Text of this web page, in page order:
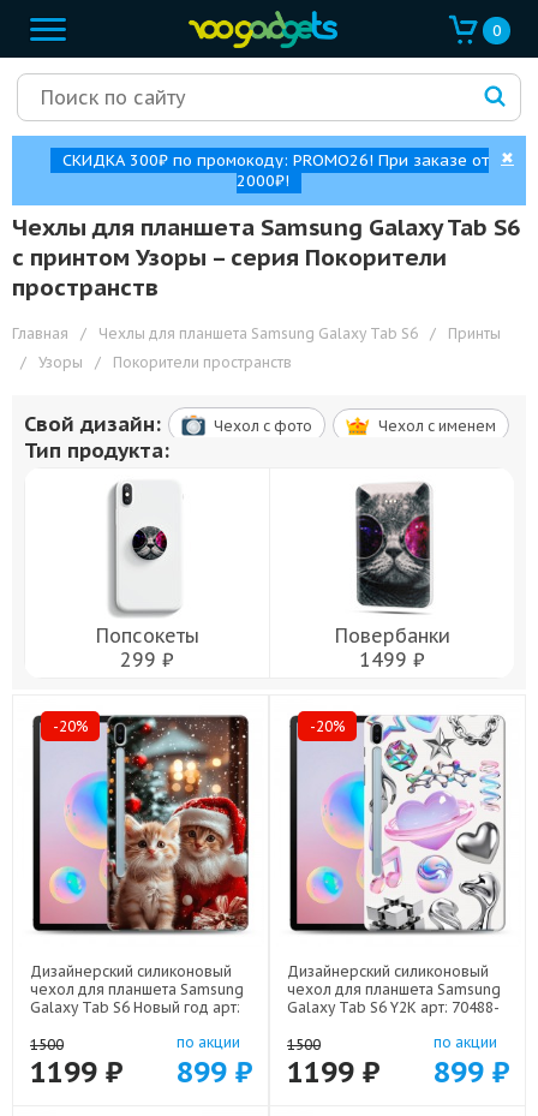
0
СКИДКА 300₽ по промокоду: PROMO26! При заказе от
2000₽!
✖
Чехлы для планшета Samsung Galaxy Tab S6
с принтом Узоры – cерия Покорители
пространств
Главная / Чехлы для планшета Samsung Galaxy Tab S6 /
Принты
/
Узоры / Покорители пространств
Свой дизайн: Чехол c фото Чехол c именем
Тип продукта:
Попсокеты
299 ₽
Повербанки
1499 ₽
-20%
Дизайнерский силиконовый
чехол для планшета Samsung
Galaxy Tab S6 Новый год арт:
1500
1199 ₽
по акции
899 ₽
-20%
Дизайнерский силиконовый
чехол для планшета Samsung
Galaxy Tab S6 Y2K арт: 70488-
1500
1199 ₽
по акции
899 ₽